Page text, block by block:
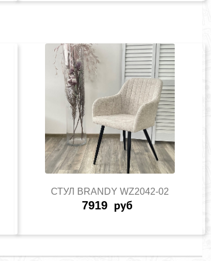
СТУЛ BRANDY WZ2042-02
7919 руб